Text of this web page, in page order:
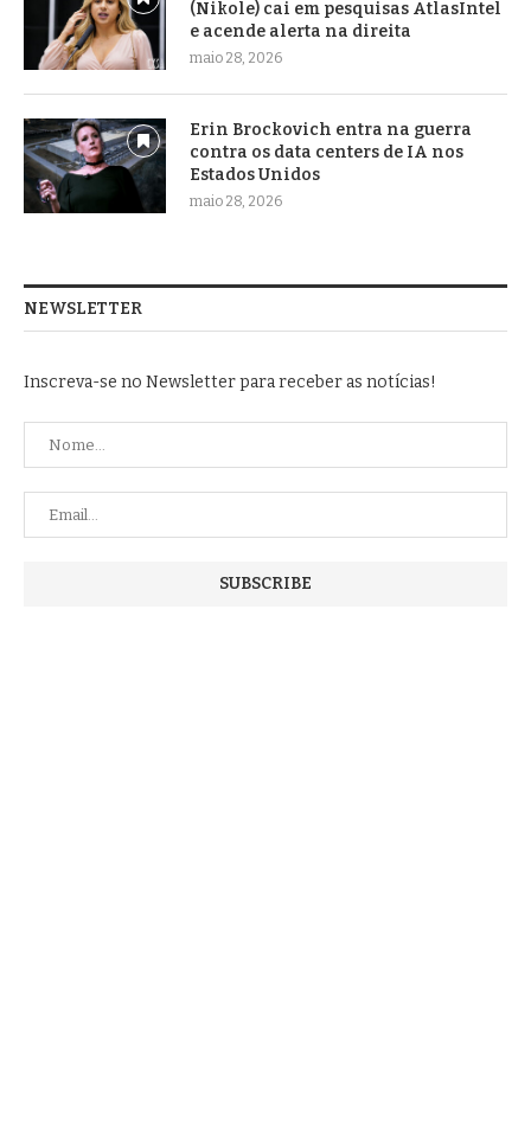
(Nikole) cai em pesquisas AtlasIntel
e acende alerta na direita
maio 28, 2026
Erin Brockovich entra na guerra
contra os data centers de IA nos
Estados Unidos
maio 28, 2026
NEWSLETTER
Inscreva-se no Newsletter para receber as notícias!